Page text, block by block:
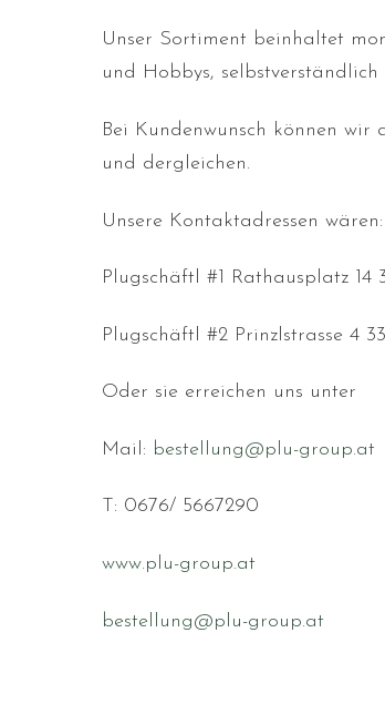
Unser Sortiment beinhaltet
und Hobbys,
Bei Kundenwunsch können
und dergleichen.
Unsere Kontaktadressen wären:
Plugschäftl #1 Rathausplatz 14
Plugschäftl #2 Prinzlstrasse 4
Oder sie erreichen uns unter
Mail: bestellung@plu-group.at
T: 0676/ 5667290
www.plu-group.at
bestellung@plu-group.at